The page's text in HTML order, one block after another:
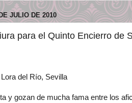
JULIO DE 2010
para el Quinto Encierro de
del Río, Sevilla
y gozan de mucha fama entre los